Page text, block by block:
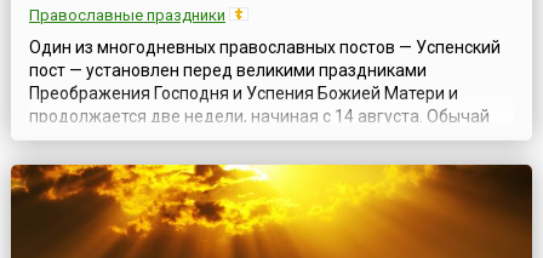
Православные праздники
Один из многодневных православных постов — Успенский
пост — установлен перед великими праздниками
Преображения Господня и Успения Божией Матери и
продолжается две недели, начиная с 14 августа. Обычай
дошел до наших дней с древних времен христианства.В
беседе Льва Великого, произнесенной им около 450 года,
дано ясное указание на Успенский пост: «Церковные посты
расположены в году так, что для к...